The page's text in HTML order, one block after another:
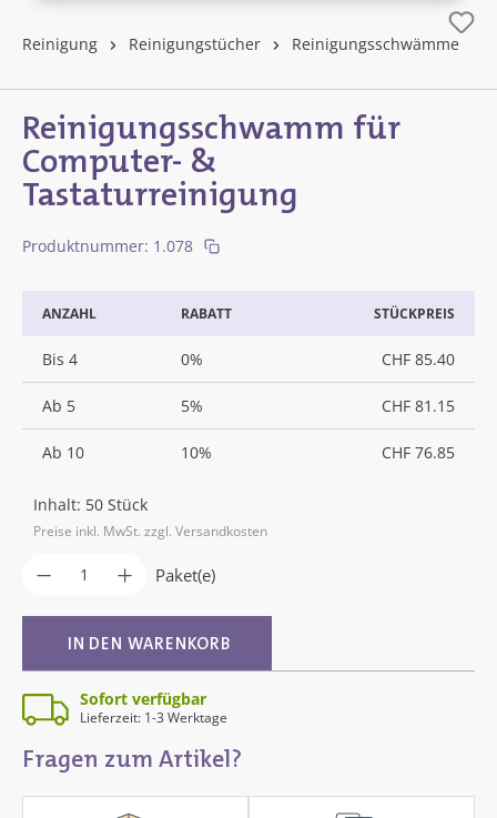
Reinigung Reinigungstücher Reinigungsschwämme
Reinigungsschwamm für
Computer- &
Tastaturreinigung
ANZAHL RABATT STÜCKPREIS
Bis 4 0% CHF 85.40
Ab 5 5% CHF 81.15
Ab 10 10% CHF 76.85
Inhalt: 50 Stück
Preise inkl. MwSt. zzgl. Versandkosten
Produkt Anzahl: Gib den gewünschten
Paket(e)
IN DEN WARENKORB
Sofort verfügbar
Lieferzeit: 1-3 Werktage
Produktnummer: 1.078
Fragen zum Artikel?